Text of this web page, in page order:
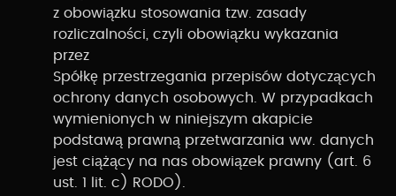
z obowiązku stosowania tzw. zasady
rozliczalności, czyli obowiązku wykazania
przez
Spółkę przestrzegania przepisów dotyczących
ochrony danych osobowych. W przypadkach
wymienionych w niniejszym akapicie
podstawą prawną przetwarzania ww. danych
jest ciążący na nas obowiązek prawny (art. 6
ust. 1 lit. c) RODO).